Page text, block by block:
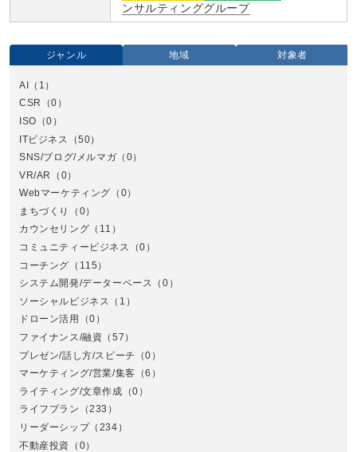
ンサルティンググループ
ジャンル 地域 対象者
AI （1）
CSR
（0）
ISO （0）
ITビジネス
（50）
SNS/ブログ/メルマガ （0）
VR/AR
（0）
Webマーケティング （0）
まちづくり
（0）
カウンセリング （11）
コミュニティービジネス
（0）
コーチング （115）
システム開発/データーベース （0）
ソーシャルビジネス （1）
ドローン活用
（0）
ファイナンス/融資 （57）
プレゼン/話し方/スピーチ
（0）
マーケティング/営業/集客 （6）
ライティング/文章作成 （0）
ライフプラン
（233）
リーダーシップ（234）
不動産投資 （0）